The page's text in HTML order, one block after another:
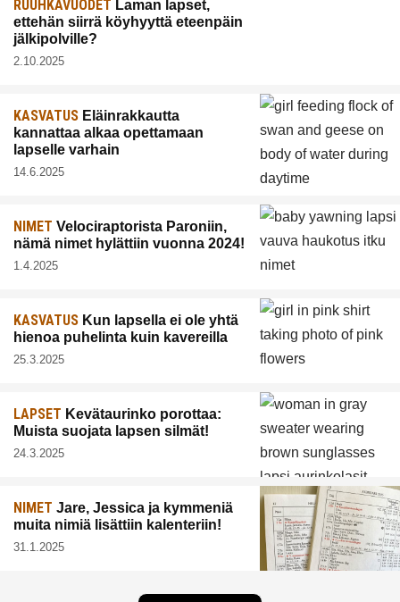
RUUHKAVUODET Laman lapset,
ettehän siirrä köyhyyttä eteenpäin
jälkipolville?
2.10.2025
KASVATUS Eläinrakkautta
kannattaa alkaa opettamaan
lapselle varhain
14.6.2025
NIMET Velociraptorista Paroniin,
nämä nimet hylättiin vuonna 2024!
1.4.2025
KASVATUS Kun lapsella ei ole yhtä
hienoa puhelinta kuin kavereilla
25.3.2025
LAPSET Kevätaurinko porottaa:
Muista suojata lapsen silmät!
24.3.2025
NIMET Jare, Jessica ja kymmeniä
muita nimiä lisättiin kalenteriin!
31.1.2025